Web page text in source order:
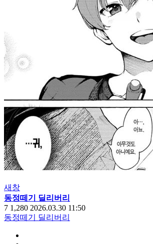
새창
동정떼기 딜리버리
7 1,280 2026.03.30 11:50
동정떼기 딜리버리